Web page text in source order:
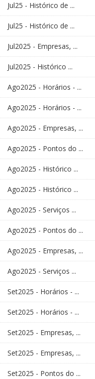
Jul25 - Histórico de ...
Jul25 - Histórico de ...
Jul2025 - Empresas, ...
Jul2025 - Histórico ...
Ago2025 - Horários - ...
Ago2025 - Horários - ...
Ago2025 - Empresas, ...
Ago2025 - Pontos do ...
Ago2025 - Histórico ...
Ago2025 - Histórico ...
Ago2025 - Serviços ...
Ago2025 - Pontos do ...
Ago2025 - Empresas, ...
Ago2025 - Serviços ...
Set2025 - Horários - ...
Set2025 - Horários - ...
Set2025 - Empresas, ...
Set2025 - Empresas, ...
Set2025 - Pontos do ...